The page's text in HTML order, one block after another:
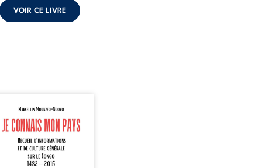
VOIR CE LIVRE
mon pays se
comme une œuvre de
et d’éveil civique,
à raviver la mémoire
En retraçant les
étapes de l’histoire